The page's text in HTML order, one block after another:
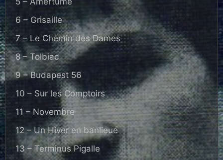
6 – Grisaille
7 – Le Chemin des Dames
8 – Tolbiac
9 – Budapest 56
10 – Sur les Comptoirs
11 – Novembre
12 – Un Hiver en banlieue
13 – Terminus Pigalle